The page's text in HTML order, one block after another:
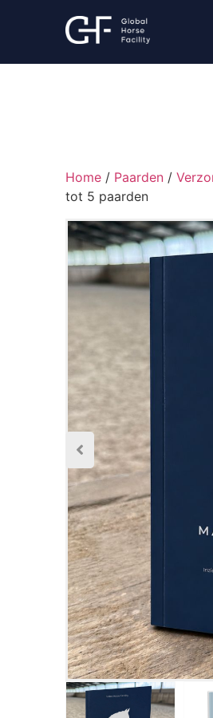
Home / Paarden /
tot 5 paarden